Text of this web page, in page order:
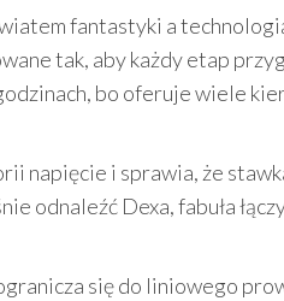
fantastyki a
tak, aby każdy etap
bo oferuje wiele
napięcie i sprawia, że
odnaleźć Dexa, fabuła
się do liniowego